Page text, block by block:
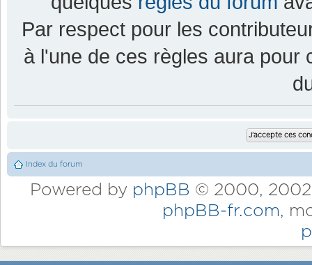
Par respect pour les
à l'une de ces règles aura pour
Index du forum
Powered by phpBB © 2000,
phpBB-fr.com,